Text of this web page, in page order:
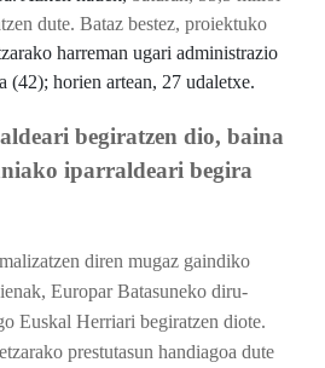
dute. Bataz bestez, proiektuko
harreman ugari administrazio
(42); horien artean, 27 udaletxe.
begiratzen dio, baina
iparraldeari begira
diren mugaz gaindiko
Europar Batasuneko diru-
Euskal Herriari begiratzen diote.
prestutasun handiagoa dute